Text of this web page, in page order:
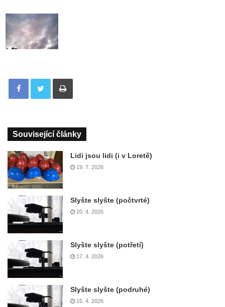
Tisknout
Související články
Lidi jsou lidi (i v Loretě)
19. 7. 2026
Slyšte slyšte (počtvrté)
20. 4. 2026
Slyšte slyšte (potřetí)
17. 4. 2026
Slyšte slyšte (podruhé)
15. 4. 2026